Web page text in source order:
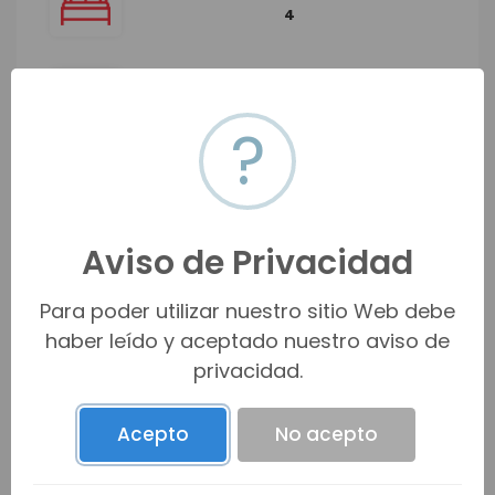
4
MEDIOS BAÑOS
2
AUTOS
2
?
Aviso de Privacidad
Para poder utilizar nuestro sitio Web debe
haber leído y aceptado nuestro aviso de
privacidad.
Acepto No acepto